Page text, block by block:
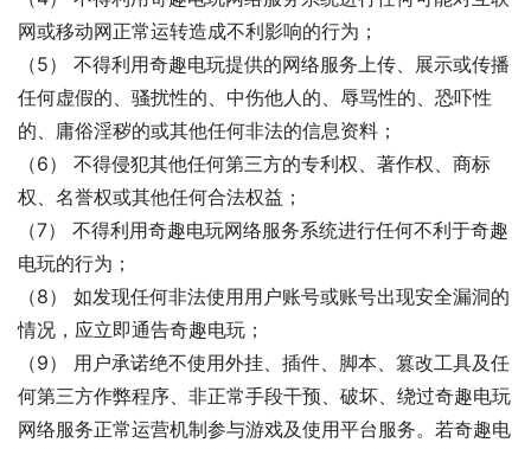
网或移动网正常运转造成不利影响的行为；
（5） 不得利用奇趣电玩提供的网络服务上传、展示或传播
任何虚假的、骚扰性的、中伤他人的、辱骂性的、恐吓性
的、庸俗淫秽的或其他任何非法的信息资料；
（6） 不得侵犯其他任何第三方的专利权、著作权、商标
权、名誉权或其他任何合法权益；
（7） 不得利用奇趣电玩网络服务系统进行任何不利于奇趣
电玩的行为；
（8） 如发现任何非法使用用户账号或账号出现安全漏洞的
情况，应立即通告奇趣电玩；
（9） 用户承诺绝不使用外挂、插件、脚本、篡改工具及任
何第三方作弊程序、非正常手段干预、破坏、绕过奇趣电玩
网络服务正常运营机制参与游戏及使用平台服务。若奇趣电